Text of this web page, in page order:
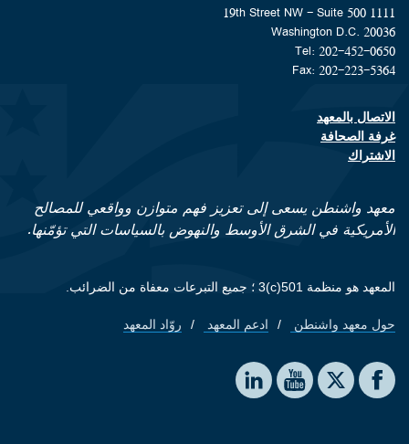
1111 19th Street NW - Suite 500
Washington D.C. 20036
Tel: 202-452-0650
Fax: 202-223-5364
Footer contact links
الاتصال بالمعهد
غرفة الصحافة
الاشتراك
معهد واشنطن يسعى إلى تعزيز فهم متوازن وواقعي للمصالح
الأمريكية في الشرق الأوسط والنهوض بالسياسات التي تؤمّنها.
المعهد هو منظمة 501(c)3 ؛ جميع التبرعات معفاة من الضرائب.
Footer quick links
حول معهد واشنطن ادعم المعهد روّاد المعهد
Social media
The Washington Institute on Facebook
The Washington Institute on X
The Washington Institute on YouTube
The Washington Institute on LinkedIn